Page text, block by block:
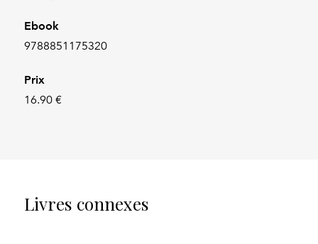
Ebook
9788851175320
Prix
16.90 €
Livres connexes